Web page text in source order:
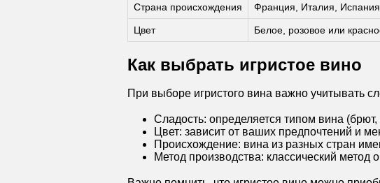
Страна происхождения Франция, Италия,
Цвет Белое, розовое или
Как выбрать игристое вино
При выборе игристого вина важно учитывать
Сладость: определяется типом вина (брют,
Цвет: зависит от ваших предпочтений и
Происхождение: вина из разных стран
Метод производства: классический